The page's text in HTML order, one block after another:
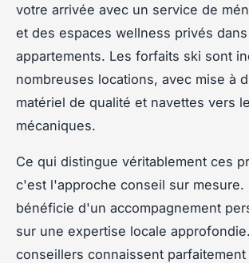
votre arrivée avec un service de
et des espaces wellness privés
appartements. Les forfaits ski sont
nombreuses locations, avec mise à
matériel de qualité et navettes vers
mécaniques.
Ce qui distingue véritablement ces
c'est l'approche conseil sur mesure.
bénéficie d'un accompagnement
sur une expertise locale
conseillers connaissent